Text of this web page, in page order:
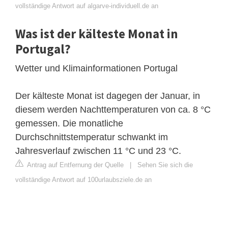
vollständige Antwort auf algarve-individuell.de an
Was ist der kälteste Monat in
Portugal?
Wetter und Klimainformationen Portugal
Der kälteste Monat ist dagegen der Januar, in
diesem werden Nachttemperaturen von ca. 8 °C
gemessen. Die monatliche
Durchschnittstemperatur schwankt im
Jahresverlauf zwischen 11 °C und 23 °C.
Antrag auf Entfernung der Quelle
Sehen Sie sich die
vollständige Antwort auf 100urlaubsziele.de an